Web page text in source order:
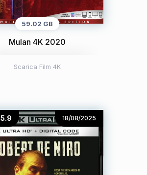
59.02 GB
Mulan 4K 2020
Scarica Film 4K
18/08/2025